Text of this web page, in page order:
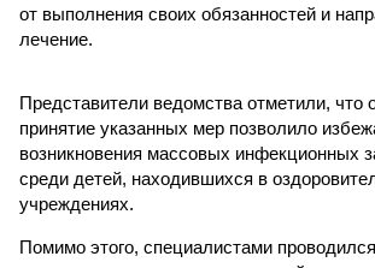
от выполнения своих обязанностей и
лечение.
Представители ведомства отметили, что
принятие указанных мер позволило
возникновения массовых инфекционных
среди детей, находившихся в
учреждениях.
Помимо этого, специалистами